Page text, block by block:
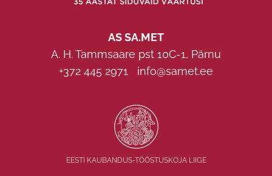
AS SA.MET
A. H. Tammsaare pst 10C-1, Pärnu
+372 445 2971
info@samet.ee
EESTI KAUBANDUS-TÖÖSTUSKOJA LIIGE